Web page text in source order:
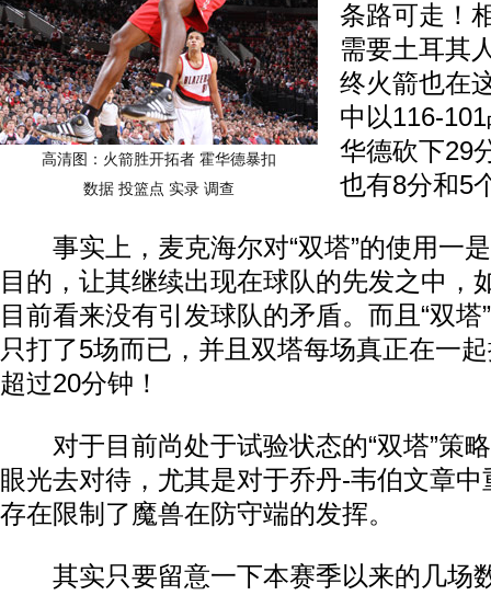
高清图：火箭胜开拓者 霍华德暴扣
数据 投篮点 实录 调查
条路可走！
需要土耳其
终火箭也在
中以116-
华德砍下29
也有8分和5
事实上，麦克海尔对“双塔”的使用一
目的，让其继续出现在球队的先发之中，
目前看来没有引发球队的矛盾。而且“双
只打了5场而已，并且双塔每场真正在一
超过20分钟！
对于目前尚处于试验状态的“双塔”策
眼光去对待，尤其是对于乔丹-韦伯文章中
存在限制了魔兽在防守端的发挥。
其实只要留意一下本赛季以来的几场